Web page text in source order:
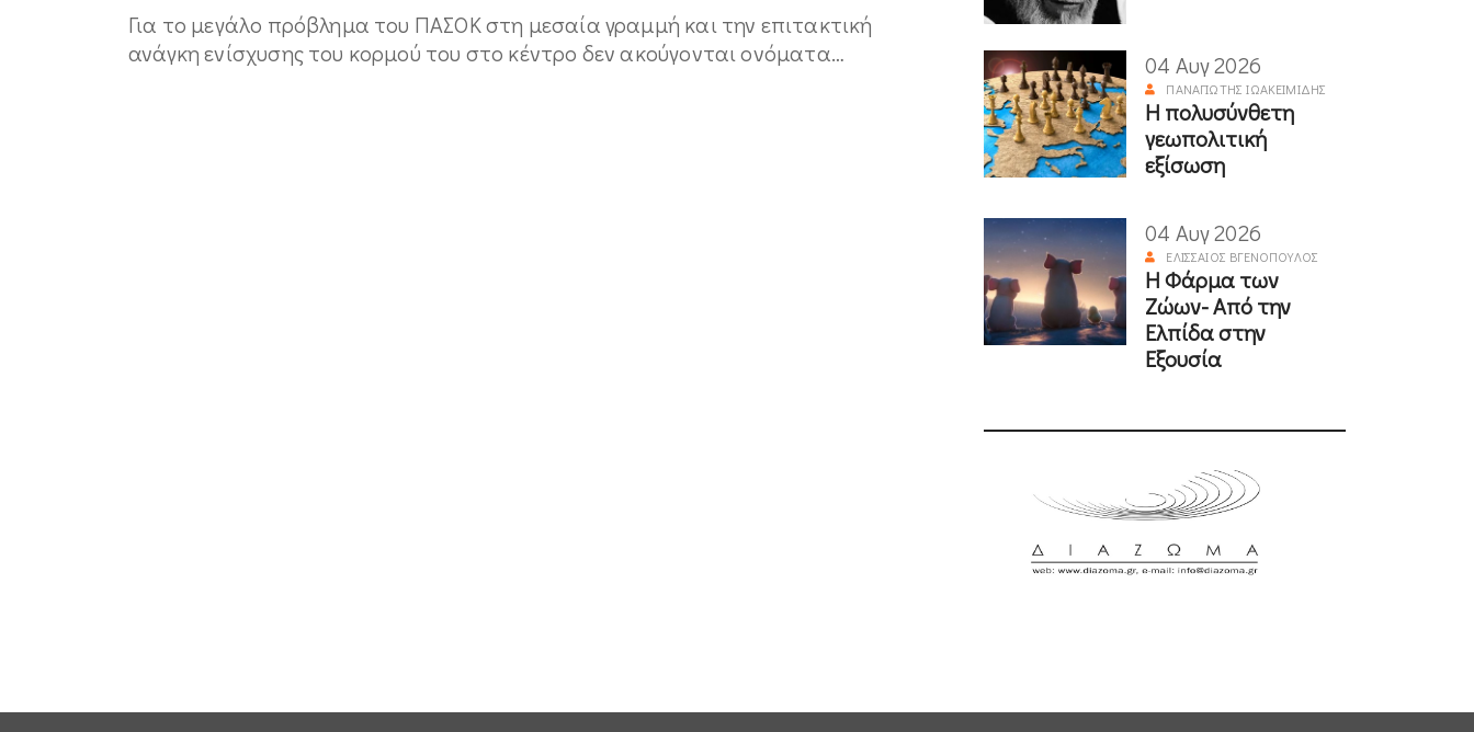
Για το μεγάλο πρόβλημα του ΠΑΣΟΚ στη μεσαία γραμμή και την επιτακτική
ανάγκη ενίσχυσης του κορμού του στο κέντρο δεν ακούγονται ονόματα…
04 Αυγ 2026
ΠΑΝΑΓΙΏΤΗΣ ΙΩΑΚΕΙΜΊΔΗΣ
Η πολυσύνθετη
γεωπολιτική
εξίσωση
04 Αυγ 2026
ΕΛΙΣΣΑΊΟΣ ΒΓΕΝΌΠΟΥΛΟΣ
Η Φάρμα των
Ζώων- Από την
Ελπίδα στην
Εξουσία